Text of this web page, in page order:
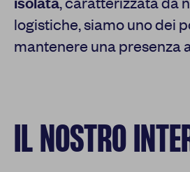
logistiche, siamo uno dei
mantenere una presenza
IL NOSTRO